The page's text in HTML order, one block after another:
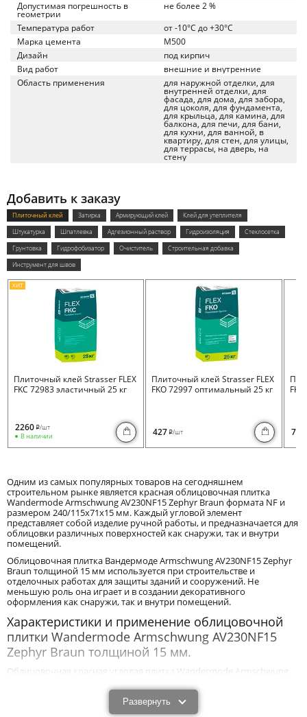
Допустимая погрешность в
геометрии
не более 2 %
Температура работ
от -10°C до +30°C
Марка цемента
M500
Дизайн
под кирпич
Вид работ
внешние и внутренние
Область применения
для наружной отделки, для
внутренней отделки, для
фасада, для дома, для забора,
для цоколя, для фундамента,
для крыльца, для камина, для
балкона, для печи, для бани,
для кухни, для ванной, в
квартиру, для стен, для улицы,
для террасы, на дверь, на
стену
Добавить к заказу
Плиточный клей Затирка Армирующий клей
Клей для утеплителя
Штукатурка
Шпатлевка Адгезионный раствор Гидроизоляция
Стеклосетка
Грунтовка
Гидрофобизатор Очиститель
Строительная добавка
Инструмент для швов
ХИТ
Плиточный клей Strasser FLEX
FKC 72983 эластичный 25 кг
2260 i/шт
В наличии
Плиточный клей Strasser FLEX
FKO 72997 оптимальный 25 кг
427 i/шт 730
Одним из самых популярных товаров на сегодняшнем
строительном рынке является красная облицовочная плитка
Wandermode Armschwung AV230NF15 Zephyr Braun формата NF и
размером 240/115x71x15 мм. Каждый угловой элемент
представляет собой изделие ручной работы, и предназначается для
облицовки различных поверхностей как снаружи, так и внутри
помещений.
Облицовочная плитка Вандермоде Armschwung AV230NF15 Zephyr
Braun толщиной 15 мм используется при строительстве и
отделочных работах для защиты зданий и сооружений. Не
меньшую роль она играет и в создании декоративного
оформления как снаружи, так и внутри помещений.
Характеристики и применение облицовочной
плитки Wandermode Armschwung AV230NF15
Zephyr Braun толщиной 15 мм.
Облицовочная красная угловая плитка Wandermode Armschwung
своим техническим и эксплуатационным характеристикам
эффективно защищает постройки от механического воздействия и
влияния негативных природных факторов. Оптимальная толщина
Развернуть